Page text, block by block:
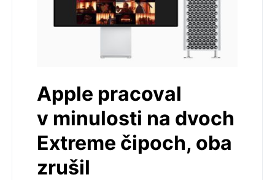
Apple pracoval
v minulosti na dvoch
Extreme čipoch, oba
zrušil